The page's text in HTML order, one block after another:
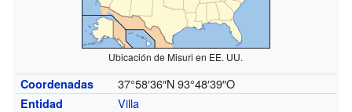
Ubicación de Misuri en EE. UU.
Coordenadas 37°58′36″N 93°48′39″O
Entidad
Villa